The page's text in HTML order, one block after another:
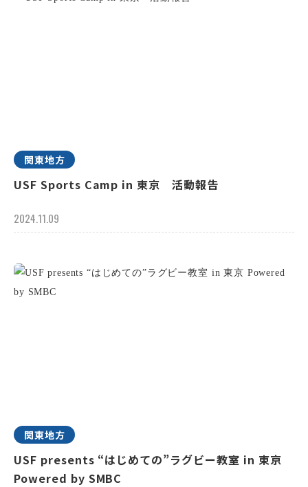
関東地方
USF Sports Camp in 東京 活動報告
2024.11.09
関東地方
USF presents “はじめての”ラグビー教室 in 東京
Powered by SMBC